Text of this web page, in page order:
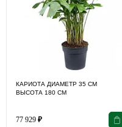
КАРИОТА ДИАМЕТР 35 СМ
ВЫСОТА 180 СМ
77 929 ₽